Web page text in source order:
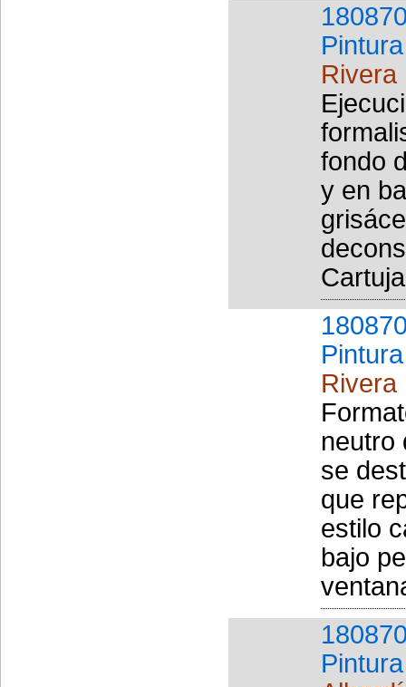
Pintura
Rivera
fondo
y en
Pintura
Rivera
neutro
se
que
estilo
bajo
Pintura